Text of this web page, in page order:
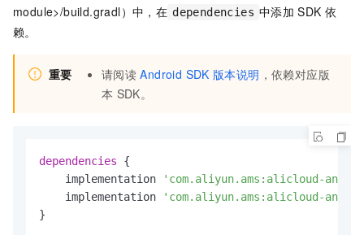
module>/build.gradl）中，在 dependencies 中添加 SDK 依
赖。
重要 请阅读 Android SDK 版本说明 ，依赖对应版
本 SDK。
dependencies {
    implementation
'com.aliyun.ams:alicloud-
    implementation
'com.aliyun.ams:alicloud-
}